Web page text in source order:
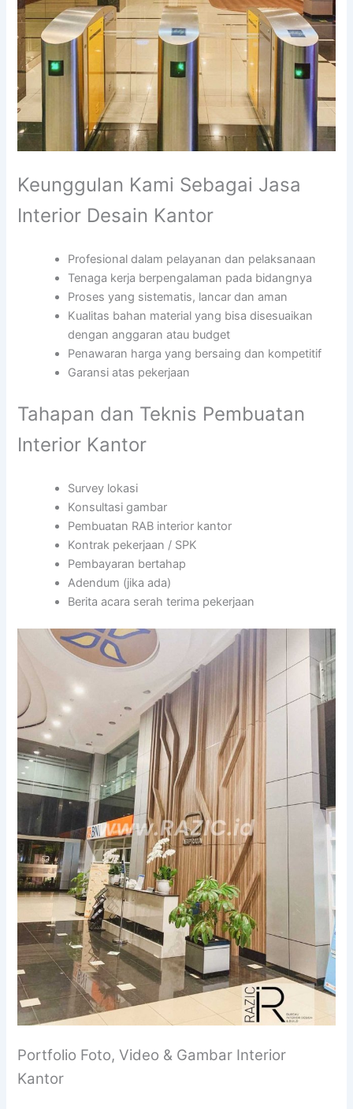
Keunggulan Kami Sebagai Jasa
Interior Desain Kantor
Profesional dalam pelayanan dan pelaksanaan
Tenaga kerja berpengalaman pada bidangnya
Proses yang sistematis, lancar dan aman
Kualitas bahan material yang bisa disesuaikan
dengan anggaran atau budget
Penawaran harga yang bersaing dan kompetitif
Garansi atas pekerjaan
Tahapan dan Teknis Pembuatan
Interior Kantor
Survey lokasi
Konsultasi gambar
Pembuatan RAB interior kantor
Kontrak pekerjaan / SPK
Pembayaran bertahap
Adendum (jika ada)
Berita acara serah terima pekerjaan
Portfolio Foto, Video & Gambar Interior
Kantor